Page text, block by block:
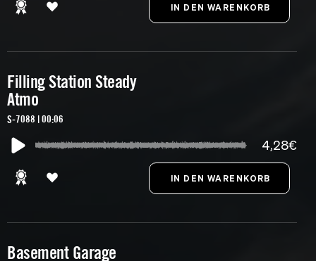
Filling Station Steady
Atmo
S-7088 | 00:06
4,28€
Basement Garage